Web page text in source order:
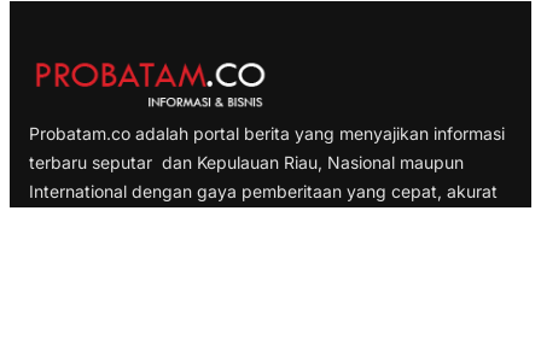
Probatam.co adalah portal berita yang menyajikan informasi
terbaru seputar dan Kepulauan Riau, Nasional maupun
International dengan gaya pemberitaan yang cepat, akurat